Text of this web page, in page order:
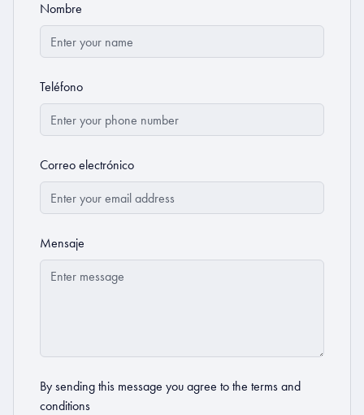
Nombre
Teléfono
Correo electrónico
Mensaje
By sending this message you agree to the terms and
conditions